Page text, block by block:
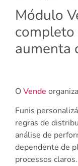
Módulo
completo
aumenta
OVende
Funis
regras de
análise de
dependente de
processos claros.